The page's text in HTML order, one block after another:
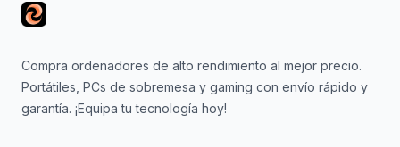
Compra ordenadores de alto rendimiento al mejor precio.
Portátiles, PCs de sobremesa y gaming con envío rápido y
garantía. ¡Equipa tu tecnología hoy!